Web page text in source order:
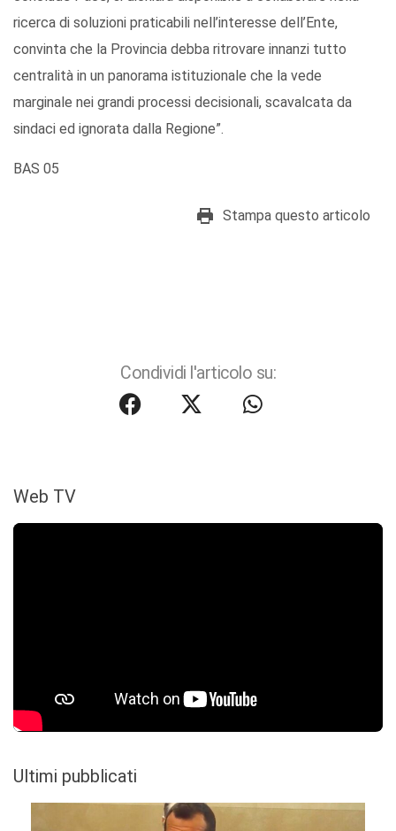
ricerca di soluzioni praticabili nell’interesse dell’Ente,
convinta che la Provincia debba ritrovare innanzi tutto
centralità in un panorama istituzionale che la vede
marginale nei grandi processi decisionali, scavalcata da
sindaci ed ignorata dalla Regione”.
BAS 05
Stampa questo articolo
Condividi l'articolo su:
Web TV
Ultimi pubblicati